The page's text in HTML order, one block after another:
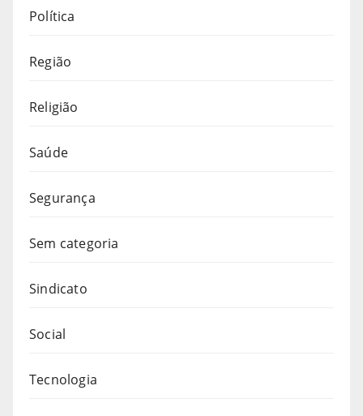
Política
Região
Religião
Saúde
Segurança
Sem categoria
Sindicato
Social
Tecnologia